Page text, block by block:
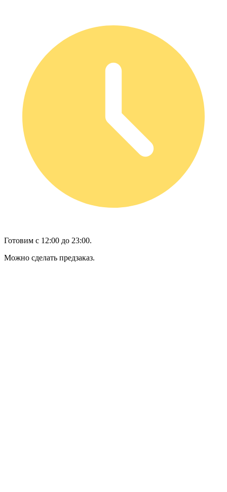
Готовим с 12:00 до 23:00.
Можно сделать предзаказ.